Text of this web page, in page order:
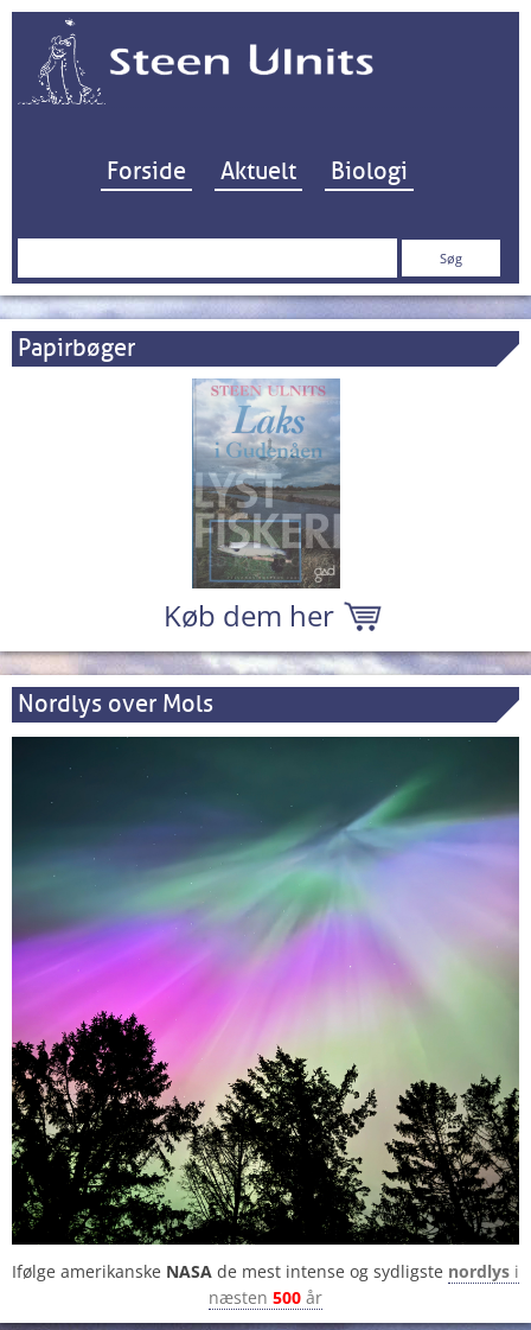
Hop til indhold
Forside Aktuelt Biologi
Søg
Papirbøger
Køb dem her
Nordlys over Mols
Ifølge amerikanske NASA de mest intense og sydligste nordlys i
næsten 500 år